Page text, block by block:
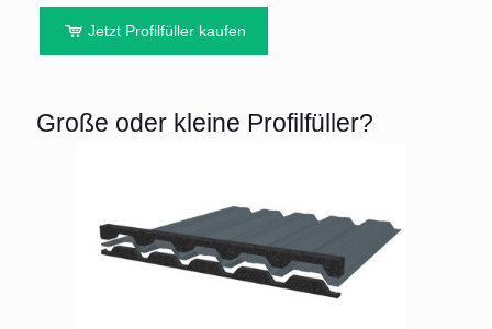
Jetzt Profilfüller kaufen
Große oder kleine Profilfüller?